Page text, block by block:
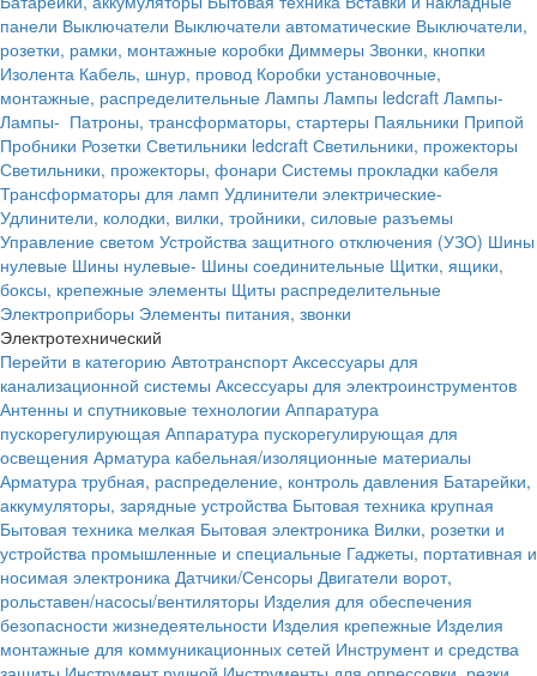
панели Выключатели Выключатели автоматические Выключатели,
розетки, рамки, монтажные коробки Диммеры Звонки, кнопки
Изолента Кабель, шнур, провод Коробки установочные,
монтажные, распределительные Лампы Лампы ledcraft Лампы-
Лампы- Патроны, трансформаторы, стартеры Паяльники Припой
Пробники Розетки Светильники ledcraft Светильники, прожекторы
Светильники, прожекторы, фонари Системы прокладки кабеля
Трансформаторы для ламп Удлинители электрические-
Удлинители, колодки, вилки, тройники, силовые разъемы
Управление светом Устройства защитного отключения (УЗО) Шины
нулевые Шины нулевые- Шины соединительные Щитки, ящики,
боксы, крепежные элементы Щиты распределительные
Электроприборы Элементы питания, звонки
Электротехнический
Перейти в категорию Автотранспорт Аксессуары для
канализационной системы Аксессуары для электроинструментов
Антенны и спутниковые технологии Аппаратура
пускорегулирующая Аппаратура пускорегулирующая для
освещения Арматура кабельная/изоляционные материалы
Арматура трубная, распределение, контроль давления Батарейки,
аккумуляторы, зарядные устройства Бытовая техника крупная
Бытовая техника мелкая Бытовая электроника Вилки, розетки и
устройства промышленные и специальные Гаджеты, портативная и
носимая электроника Датчики/Сенсоры Двигатели ворот,
рольставен/насосы/вентиляторы Изделия для обеспечения
безопасности жизнедеятельности Изделия крепежные Изделия
монтажные для коммуникационных сетей Инструмент и средства